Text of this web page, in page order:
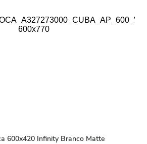
600x420 Infinity Branco Matte